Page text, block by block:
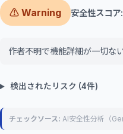
⚠ Warning 安全性スコ
作者不明で機能詳細が一切な
検出されたリスク (4件)
チェックソース: AI安全性分析（